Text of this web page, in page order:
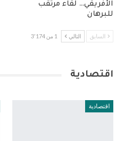
الأفريقي… لقاء مرتقب
للبرهان
السابق التالي 1 من 3٬174
اقتصادية
اقتصادية